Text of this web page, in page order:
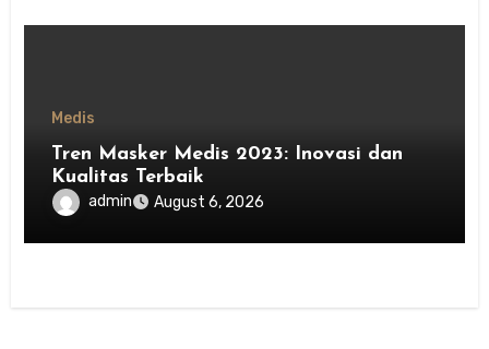
Medis
Tren Masker Medis 2023: Inovasi dan
Kualitas Terbaik
admin August 6, 2026